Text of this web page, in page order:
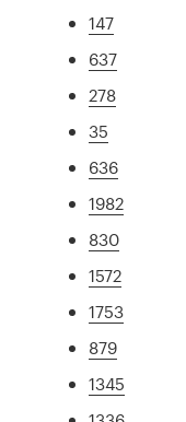
147
637
278
35
636
1982
830
1572
1753
879
1345